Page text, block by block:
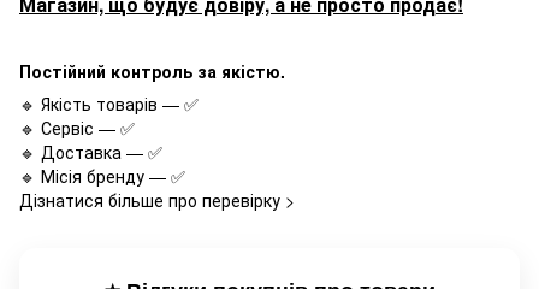
Постійний контроль за якістю.
🔹 Якість товарів — ✅
🔹 Сервіс — ✅
🔹 Доставка — ✅
🔹 Місія бренду — ✅
Дізнатися більше про перевірку >